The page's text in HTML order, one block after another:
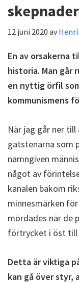
skepnader
12 juni 2020 av
En av orsakerna
historia. Man
en nyttig örfil
kommunismens
När jag går ner
gatstenarna som
namngiven
något av
kanalen bakom
minnesmärken
mördades när de
förtrycket i öst till
Detta är viktiga
kan gå över styr,